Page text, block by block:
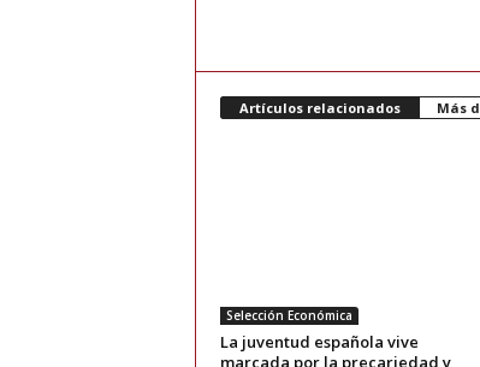
Artículos relacionados Más
Selección Económica
La juventud española vive
marcada por la precariedad y